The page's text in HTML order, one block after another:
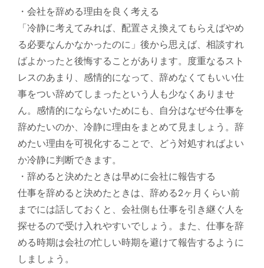
・会社を辞める理由を良く考える
「冷静に考えてみれば、配置さえ換えてもらえばやめ
る必要なんかなかったのに」後から思えば、相談すれ
ばよかったと後悔することがあります。度重なるスト
レスのあまり、感情的になって、辞めなくてもいい仕
事をつい辞めてしまったという人も少なくありませ
ん。感情的にならないためにも、自分はなぜ今仕事を
辞めたいのか、冷静に理由をまとめて見ましょう。辞
めたい理由を可視化することで、どう対処すればよい
か冷静に判断できます。
・辞めると決めたときは早めに会社に報告する
仕事を辞めると決めたときは、辞める2ヶ月くらい前
までには話しておくと、会社側も仕事を引き継ぐ人を
探せるので受け入れやすいでしょう。また、仕事を辞
める時期は会社の忙しい時期を避けて報告するように
しましょう。